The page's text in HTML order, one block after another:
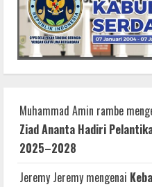
Muhammad Amin rambe
Ziad Ananta Hadiri
2025–2028
Jeremy Jeremy mengenai